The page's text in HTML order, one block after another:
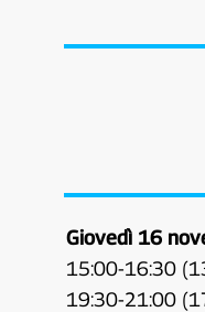
Giovedì 16
15:00-16:30
19:30-21:00